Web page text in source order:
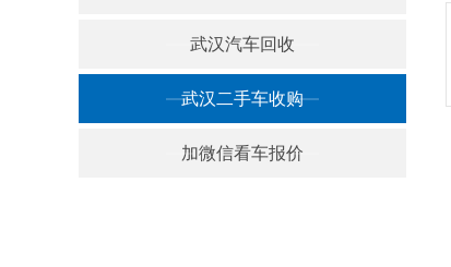
武汉汽车回收
武汉二手车收购
加微信看车报价